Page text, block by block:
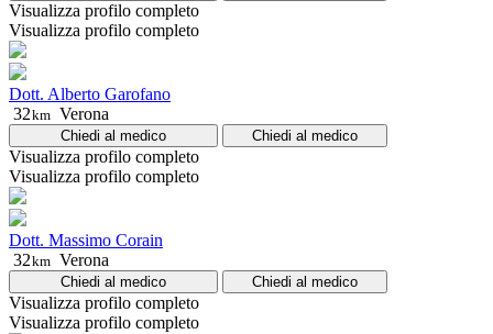
Visualizza profilo completo
Visualizza profilo completo
Dott. Alberto Garofano
32km Verona
Chiedi al medico Chiedi al medico
Visualizza profilo completo
Visualizza profilo completo
Dott. Massimo Corain
32km Verona
Chiedi al medico Chiedi al medico
Visualizza profilo completo
Visualizza profilo completo